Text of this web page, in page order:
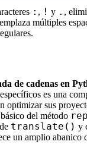
: , ! y . ,
múltiples
de cadenas en
es una
optimizar sus
del método
translate() y
un amplio abanico